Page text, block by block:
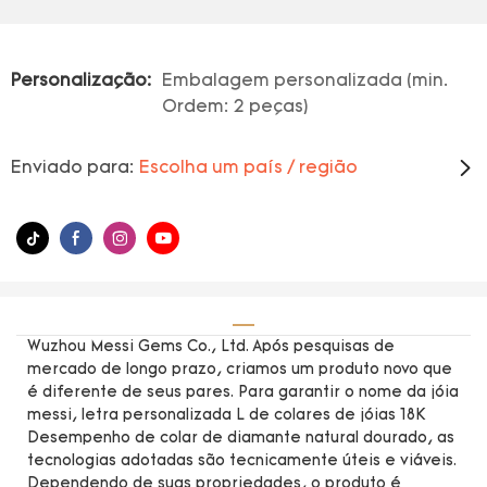
Personalização:
Embalagem personalizada (min.
Ordem: 2 peças)
Enviado para: Escolha um país / região
Wuzhou Messi Gems Co., Ltd. Após pesquisas de
mercado de longo prazo, criamos um produto novo que
é diferente de seus pares. Para garantir o nome da jóia
messi, letra personalizada L de colares de jóias 18K
Desempenho de colar de diamante natural dourado, as
tecnologias adotadas são tecnicamente úteis e viáveis.